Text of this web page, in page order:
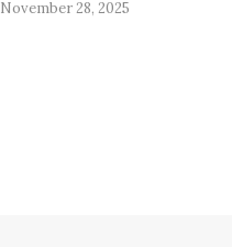
November 28, 2025